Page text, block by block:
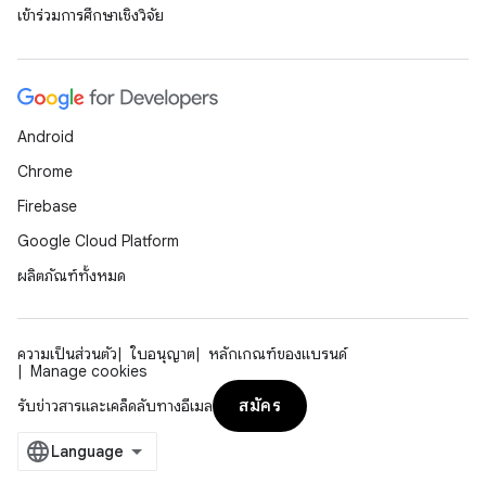
เข้าร่วมการศึกษาเชิงวิจัย
Android
Chrome
Firebase
Google Cloud Platform
ผลิตภัณฑ์ทั้งหมด
ความเป็นส่วนตัว ใบอนุญาต
หลักเกณฑ์ของแบรนด์
Manage cookies
รับข่าวสารและเคล็ดลับทางอีเมล
สมัคร